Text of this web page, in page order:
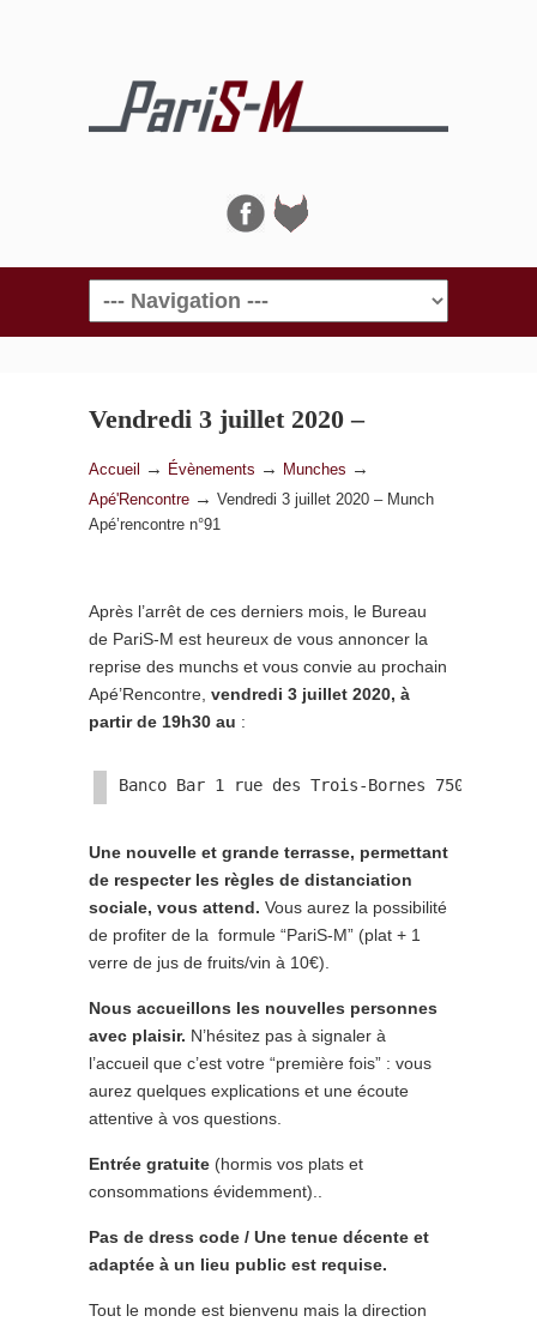
Navigation
Vendredi 3 juillet 2020 –
Munch Apé’rencontre n°91
Accueil → Évènements → Munches →
Apé'Rencontre → Vendredi 3 juillet 2020 – Munch
Apé’rencontre n°91
Après l’arrêt de ces derniers mois, le Bureau
de PariS-M est heureux de vous annoncer la
reprise des munchs et vous convie au prochain
Apé’Rencontre, vendredi 3 juillet 2020, à
partir de 19h30 au :
Banco Bar 1 rue des Trois-Bornes 75011
Une nouvelle et grande terrasse, permettant
de respecter les règles de distanciation
sociale, vous attend. Vous aurez la possibilité
de profiter de la formule “PariS-M” (plat + 1
verre de jus de fruits/vin à 10€).
Nous accueillons les nouvelles personnes
avec plaisir. N’hésitez pas à signaler à
l’accueil que c’est votre “première fois” : vous
aurez quelques explications et une écoute
attentive à vos questions.
Entrée gratuite (hormis vos plats et
consommations évidemment)..
Pas de dress code / Une tenue décente et
adaptée à un lieu public est requise.
Tout le monde est bienvenu mais la direction